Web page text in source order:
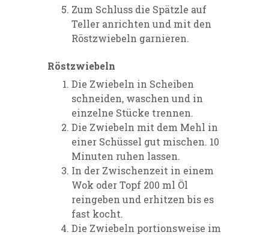
Zum Schluss die Spätzle auf
Teller anrichten und mit den
Röstzwiebeln garnieren.
Röstzwiebeln
Die Zwiebeln in Scheiben
schneiden, waschen und in
einzelne Stücke trennen.
Die Zwiebeln mit dem Mehl in
einer Schüssel gut mischen. 10
Minuten ruhen lassen.
In der Zwischenzeit in einem
Wok oder Topf 200 ml Öl
reingeben und erhitzen bis es
fast kocht.
Die Zwiebeln portionsweise im